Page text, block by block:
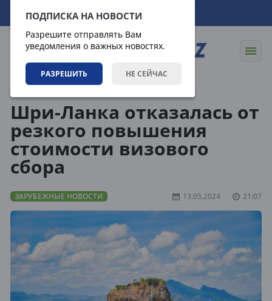
ПОДПИСКА НА НОВОСТИ
Разрешите отправлять Вам
уведомления о важных новостях.
РАЗРЕШИТЬ НЕ СЕЙЧАС
07.08.2026 16:12:26
Шри-Ланка отказалась от
резкого повышения
стоимости визового
сбора
ЗАРУБЕЖНЫЕ НОВОСТИ 13.05.2024 21:07